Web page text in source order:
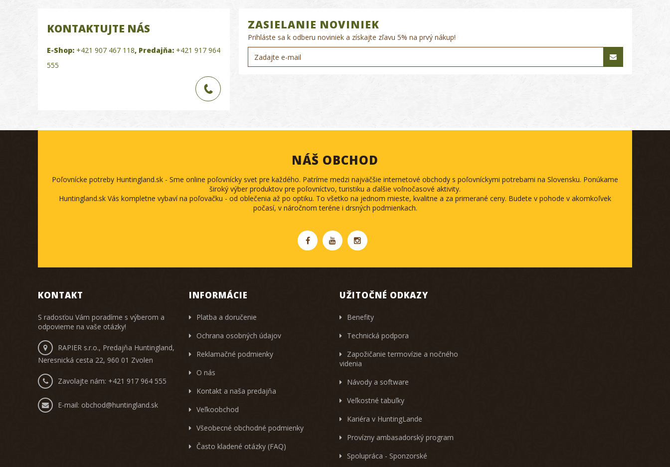
KONTAKTUJTE NÁS
E-Shop: +421 907 467 118, Predajňa: +421 917 964
555
ZASIELANIE NOVINIEK
Prihláste sa k odberu noviniek a získajte zľavu 5% na prvý nákup!
NÁŠ OBCHOD
Poľovnícke potreby Huntingland.sk - Sme online poľovnícky svet pre každého. Patríme medzi najväčšie internetové obchody s poľovníckymi potrebami na Slovensku. Ponúkame
široký výber produktov pre poľovníctvo, turistiku a ďalšie voľnočasové aktivity.
Huntingland.sk Vás kompletne vybaví na poľovačku - od oblečenia až po optiku. To všetko na jednom mieste, kvalitne a za primerané ceny. Budete v pohode v akomkoľvek
počasí, v náročnom teréne i drsných podmienkach.
KONTAKT
S radosťou Vám poradíme s výberom a
odpovieme na vaše otázky!
RAPIER s.r.o., Predajňa Huntingland,
Neresnická cesta 22, 960 01 Zvolen
Zavolajte nám: +421 917 964 555
E-mail: obchod@huntingland.sk
INFORMÁCIE
Platba a doručenie
Ochrana osobných údajov
Reklamačné podmienky
O nás
Kontakt a naša predajňa
Veľkoobchod
Všeobecné obchodné podmienky
Často kladené otázky (FAQ)
UŽITOČNÉ ODKAZY
Benefity
Technická podpora
Zapožičanie termovízie a nočného
videnia
Návody a software
Veľkostné tabuľky
Kariéra v HuntingLande
Provízny ambasadorský program
Spolupráca - Sponzorské